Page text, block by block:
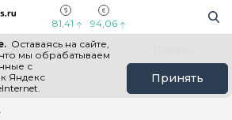
"ГазетаНоворос.ру"
81,41 94,06
Оставаясь на сайте,
мы обрабатываем
с
Яндекс
Принять
Новости России